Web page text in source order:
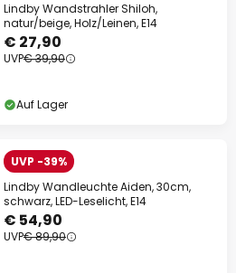
Lindby Wandstrahler Shiloh,
natur/beige, Holz/Leinen, E14
€ 27,90
UVP€ 39,90
Auf Lager
UVP -39%
Lindby Wandleuchte Aiden, 30cm,
schwarz, LED-Leselicht, E14
€ 54,90
UVP€ 89,90